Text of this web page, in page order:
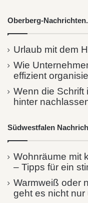
Oberberg-
Urlaub mit dem
Wie
effizient
Wenn die Schrift
hinter
Südwestfalen
Wohnräume mit
– Tipps für ein
Warmweiß oder
geht es nicht nur